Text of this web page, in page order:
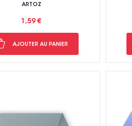
ARTOZ
1,59 €
AJOUTER AU PANIER